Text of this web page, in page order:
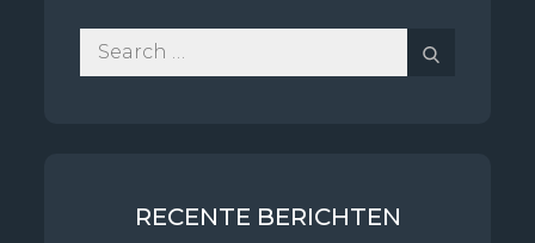
Search
for:
RECENTE BERICHTEN